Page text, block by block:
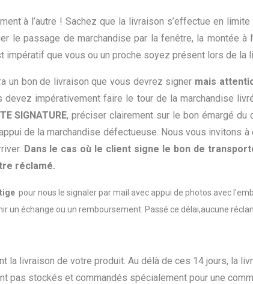
à l’autre ! Sachez que la livraison s’effectue en
le passage de marchandise par la fenêtre, la montée à
impératif que vous ou un proche soyez présent lors de la
un bon de livraison que vous devrez signer mais
impérativement faire le tour de la marchandise
SIGNATURE, préciser clairement sur le bon émargé du
de la marchandise défectueuse. Nous vous invitons
Dans le cas où le client signe le bon de
réclamé.
pour nous le signaler par mail avec appui de photos avec
échange ou un remboursement. Passé ce délai,aucune
la livraison de votre produit. Au délà de ces 14 jours, la
pas stockés et commandés spécialement pour une